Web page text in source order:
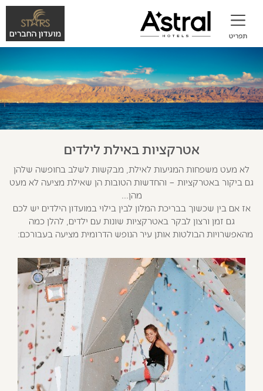
אטרקציות באילת לילדים
לא מעט משפחות המגיעות לאילת, מבקשות לשלב בחופשה שלהן
גם ביקור באטרקציות – והחדשות הטובות הן שאילת מציעה לא מעט
מהן...
אז אם בין שכשוך בבריכת המלון לבין בילוי במועדון הילדים יש לכם
גם זמן ורצון לבקר באטרקציות שונות עם ילדים, להלן כמה
מהאפשרויות הבולטות אותן עיר הנופש הדרומית מציעה בעבורכם: